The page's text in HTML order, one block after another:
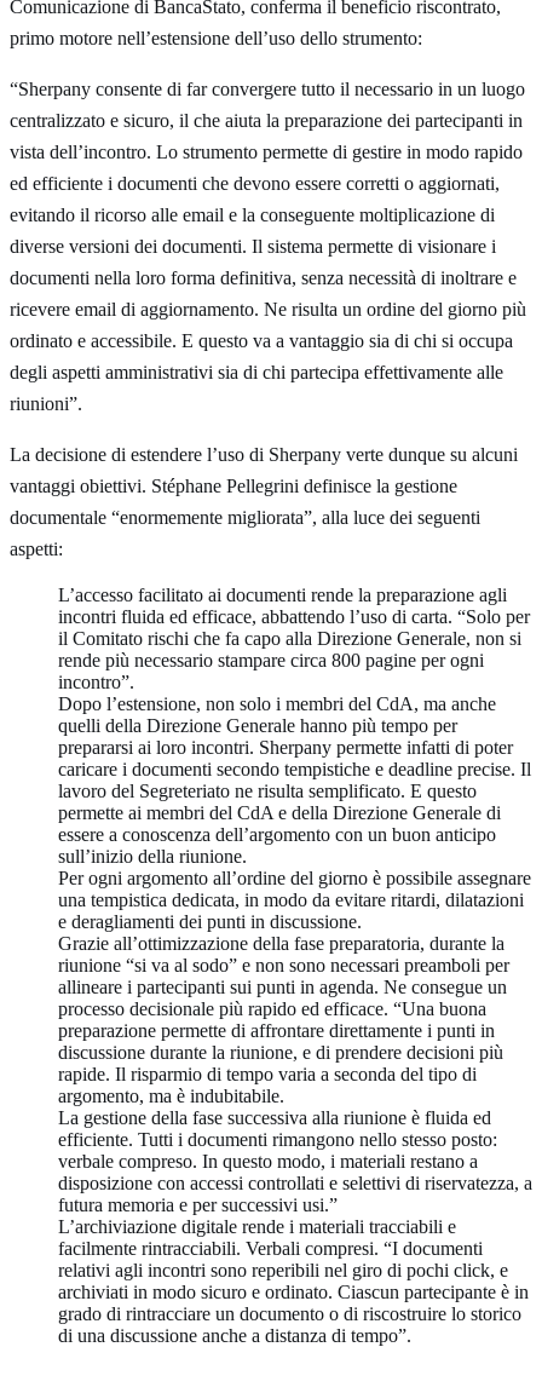
Comunicazione di BancaStato, conferma il beneficio riscontrato,
primo motore nell’estensione dell’uso dello strumento:
“Sherpany consente di far convergere tutto il necessario in un luogo
centralizzato e sicuro, il che aiuta la preparazione dei partecipanti in
vista dell’incontro. Lo strumento permette di gestire in modo rapido
ed efficiente i documenti che devono essere corretti o aggiornati,
evitando il ricorso alle email e la conseguente moltiplicazione di
diverse versioni dei documenti. Il sistema permette di visionare i
documenti nella loro forma definitiva, senza necessità di inoltrare e
ricevere email di aggiornamento. Ne risulta un ordine del giorno più
ordinato e accessibile. E questo va a vantaggio sia di chi si occupa
degli aspetti amministrativi sia di chi partecipa effettivamente alle
riunioni”.
La decisione di estendere l’uso di Sherpany verte dunque su alcuni
vantaggi obiettivi. Stéphane Pellegrini definisce la gestione
documentale “enormemente migliorata”, alla luce dei seguenti
aspetti:
L’accesso facilitato ai documenti rende la preparazione agli
incontri fluida ed efficace, abbattendo l’uso di carta. “Solo per
il Comitato rischi che fa capo alla Direzione Generale, non si
rende più necessario stampare circa 800 pagine per ogni
incontro”.
Dopo l’estensione, non solo i membri del CdA, ma anche
quelli della Direzione Generale hanno più tempo per
prepararsi ai loro incontri. Sherpany permette infatti di poter
caricare i documenti secondo tempistiche e deadline precise. Il
lavoro del Segreteriato ne risulta semplificato. E questo
permette ai membri del CdA e della Direzione Generale di
essere a conoscenza dell’argomento con un buon anticipo
sull’inizio della riunione.
Per ogni argomento all’ordine del giorno è possibile assegnare
una tempistica dedicata, in modo da evitare ritardi, dilatazioni
e deragliamenti dei punti in discussione.
Grazie all’ottimizzazione della fase preparatoria, durante la
riunione “si va al sodo” e non sono necessari preamboli per
allineare i partecipanti sui punti in agenda. Ne consegue un
processo decisionale più rapido ed efficace. “Una buona
preparazione permette di affrontare direttamente i punti in
discussione durante la riunione, e di prendere decisioni più
rapide. Il risparmio di tempo varia a seconda del tipo di
argomento, ma è indubitabile.
La gestione della fase successiva alla riunione è fluida ed
efficiente. Tutti i documenti rimangono nello stesso posto:
verbale compreso. In questo modo, i materiali restano a
disposizione con accessi controllati e selettivi di riservatezza, a
futura memoria e per successivi usi.”
L’archiviazione digitale rende i materiali tracciabili e
facilmente rintracciabili. Verbali compresi. “I documenti
relativi agli incontri sono reperibili nel giro di pochi click, e
archiviati in modo sicuro e ordinato. Ciascun partecipante è in
grado di rintracciare un documento o di riscostruire lo storico
di una discussione anche a distanza di tempo”.